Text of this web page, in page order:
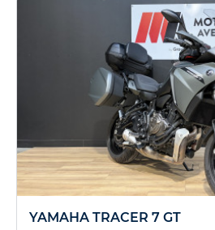
YAMAHA TRACER 7 GT